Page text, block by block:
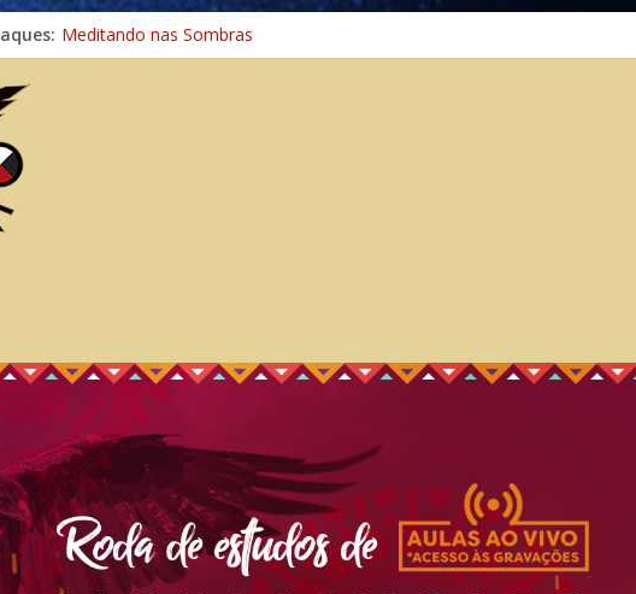
Meditando nas Sombras
Autosuficiência: A Jornada do Espírito Ancestral